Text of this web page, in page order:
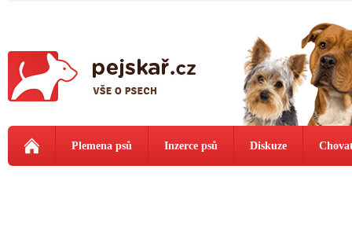
Plemena psů Inzerce psů Diskuze